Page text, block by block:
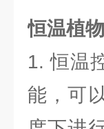
恒温植
1. 恒温
能，可